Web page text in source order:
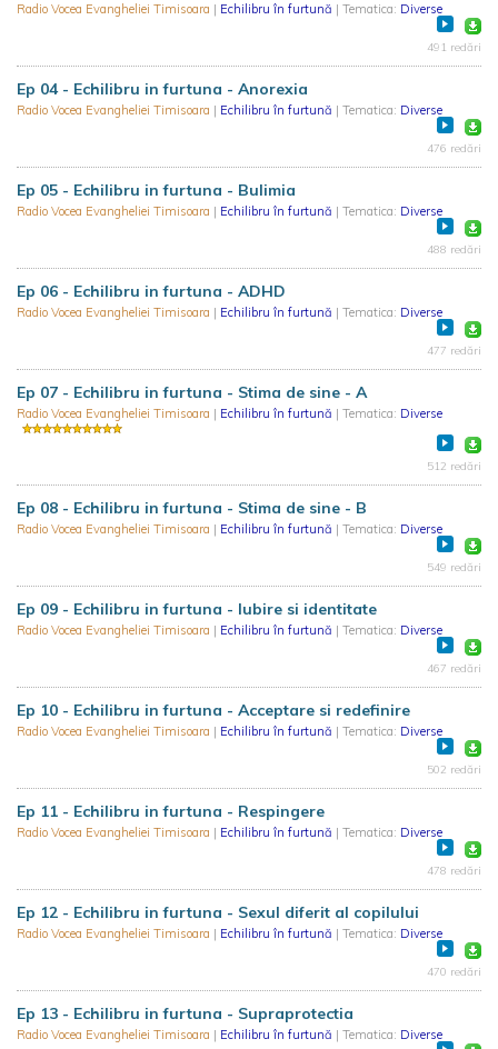
Radio Vocea Evangheliei Timisoara | Echilibru în furtună | Tematica: Diverse
491 redări
Ep 04 - Echilibru in furtuna - Anorexia
Radio Vocea Evangheliei Timisoara | Echilibru în furtună | Tematica: Diverse
476 redări
Ep 05 - Echilibru in furtuna - Bulimia
Radio Vocea Evangheliei Timisoara | Echilibru în furtună | Tematica: Diverse
488 redări
Ep 06 - Echilibru in furtuna - ADHD
Radio Vocea Evangheliei Timisoara | Echilibru în furtună | Tematica: Diverse
477 redări
Ep 07 - Echilibru in furtuna - Stima de sine - A
Radio Vocea Evangheliei Timisoara | Echilibru în furtună | Tematica: Diverse
512 redări
Ep 08 - Echilibru in furtuna - Stima de sine - B
Radio Vocea Evangheliei Timisoara | Echilibru în furtună | Tematica: Diverse
549 redări
Ep 09 - Echilibru in furtuna - Iubire si identitate
Radio Vocea Evangheliei Timisoara | Echilibru în furtună | Tematica: Diverse
467 redări
Ep 10 - Echilibru in furtuna - Acceptare si redefinire
Radio Vocea Evangheliei Timisoara | Echilibru în furtună | Tematica: Diverse
502 redări
Ep 11 - Echilibru in furtuna - Respingere
Radio Vocea Evangheliei Timisoara | Echilibru în furtună | Tematica: Diverse
478 redări
Ep 12 - Echilibru in furtuna - Sexul diferit al copilului
Radio Vocea Evangheliei Timisoara | Echilibru în furtună | Tematica: Diverse
470 redări
Ep 13 - Echilibru in furtuna - Supraprotectia
Radio Vocea Evangheliei Timisoara | Echilibru în furtună | Tematica: Diverse